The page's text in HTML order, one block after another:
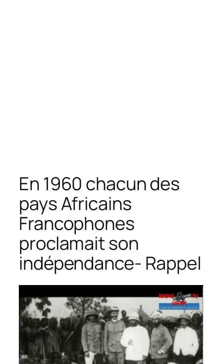
En 1960 chacun des
pays Africains
Francophones
proclamait son
indépendance- Rappel